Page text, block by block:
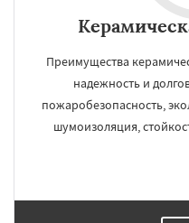
Преимущества
надежность и
пожаробезопасность,
шумоизоляция,